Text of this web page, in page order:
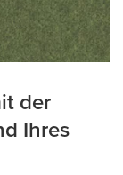
der
Ihres